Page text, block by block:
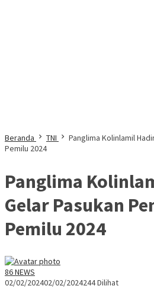
Beranda TNI
Panglima Kolinlamil
Pemilu 2024
Panglima
Gelar Pasukan
Pemilu 2024
86 NEWS
02/02/202402/02/2024244 Dilihat